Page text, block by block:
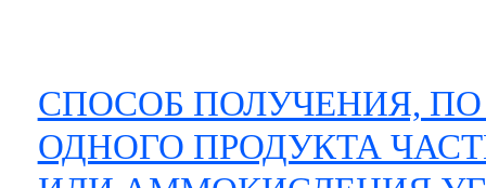
СПОСОБ ПОЛУЧЕНИЯ,
ОДНОГО ПРОДУКТА